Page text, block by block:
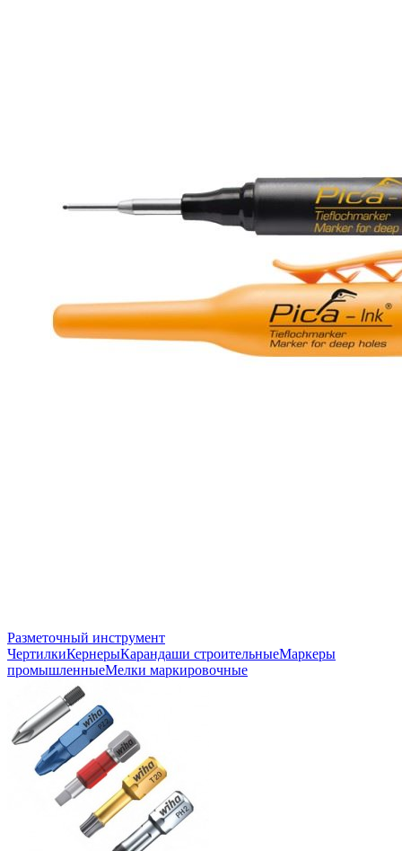
Разметочный инструмент
ЧертилкиКернерыКарандаши строительныеМаркеры
промышленныеМелки маркировочные